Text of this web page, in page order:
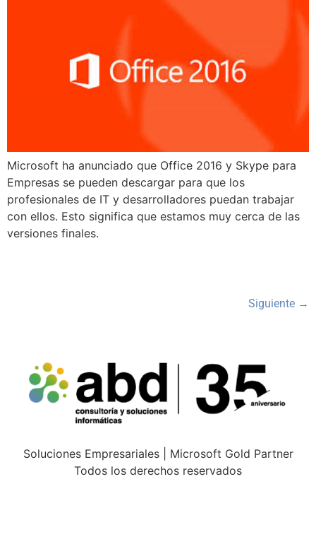
Microsoft ha anunciado que Office 2016 y Skype para
Empresas se pueden descargar para que los
profesionales de IT y desarrolladores puedan trabajar
con ellos. Esto significa que estamos muy cerca de las
versiones finales.
Siguiente →
Soluciones Empresariales | Microsoft Gold Partner
Todos los derechos reservados